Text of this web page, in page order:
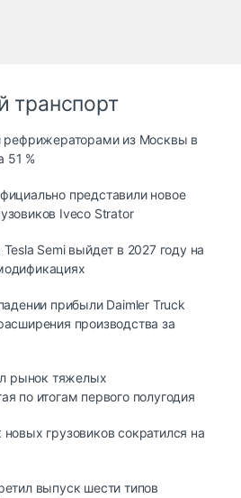
транспорт
рефрижераторами из Москвы в
51 %
представили новое
Iveco Strator
Tesla Semi выйдет в 2027 году на
прибыли Daimler Truck
производства за
рынок тяжелых
по итогам первого полугодия
грузовиков сократился на
выпуск шести типов